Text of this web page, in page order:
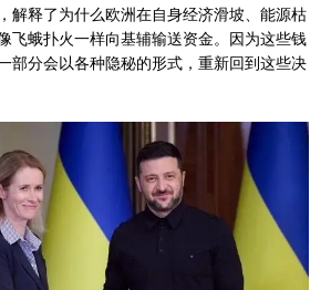
解释了为什么欧洲在自身经济滑坡、能源枯
飞蛾扑火一样向基辅输送资金。因为这些钱
部分会以各种隐秘的形式，重新回到这些决